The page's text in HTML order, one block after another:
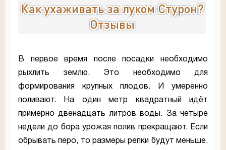
Как ухаживать за луком Стурон?
Отзывы
В первое время после посадки необходимо
рыхлить землю. Это необходимо для
формирования крупных плодов. И умеренно
поливают. На один метр квадратный идёт
примерно двенадцать литров воды. За четыре
недели до бора урожая полив прекращают. Если
обрывать перо, то размеры репки будут меньше.